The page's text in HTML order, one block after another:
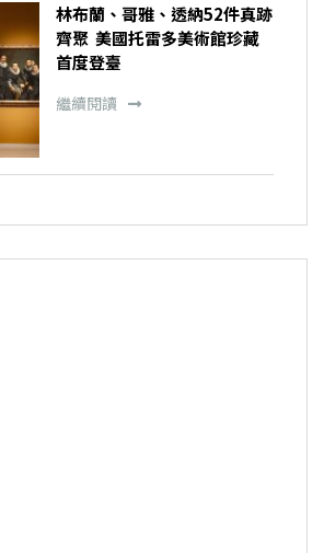
林布蘭、哥雅、透納52件真跡
齊聚 美國托雷多美術館珍藏
首度登臺
繼續閱讀